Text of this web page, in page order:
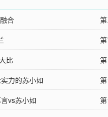
合
比
力的苏小如
vs苏小如